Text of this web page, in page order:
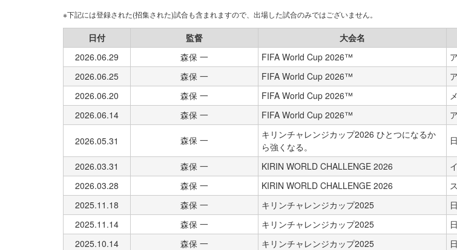
※下記には登録された(招集された)試合も含まれますので、出場した試合のみではございません。
日付 監督 大会名
2026.06.29
森保 一 FIFA World Cup 2026™
2026.06.25
森保 一 FIFA World Cup 2026™
2026.06.20
森保 一 FIFA World Cup 2026™
2026.06.14
森保 一 FIFA World Cup 2026™
2026.05.31 森保 一
キリンチャレンジカップ2026 ひとつになるか
ら強くなる。
2026.03.31 森保 一 KIRIN WORLD CHALLENGE 2026
2026.03.28
森保 一 KIRIN WORLD CHALLENGE 2026
2025.11.18
森保 一 キリンチャレンジカップ2025
2025.11.14
森保 一 キリンチャレンジカップ2025
2025.10.14
森保 一 キリンチャレンジカップ2025